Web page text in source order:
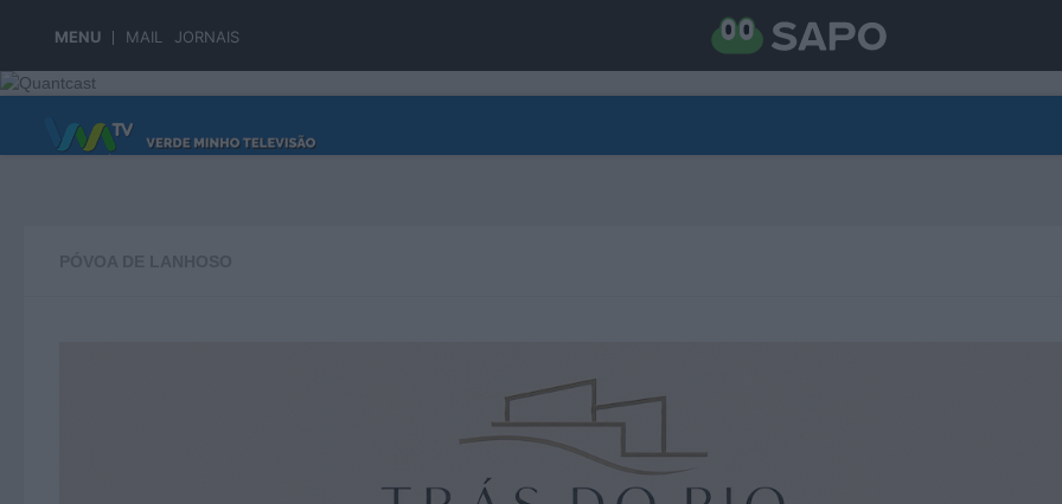
MENU MAIL JORNAIS
Skip to content